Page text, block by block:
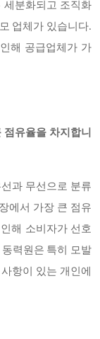
세분화되고 조직화
업체가 있습니다.
해 공급업체가 가
유율을 차지합니
과 무선으로 분류
에서 가장 큰 점유
해 소비자가 선호
력원은 특히 모발
항이 있는 개인에